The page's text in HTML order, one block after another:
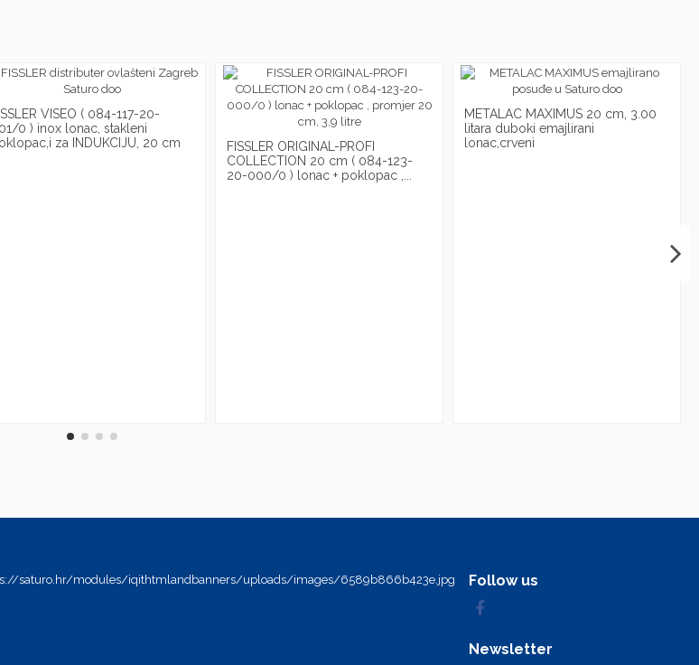
VISEO ( 084-117-20-
0 ) inox lonac, stakleni
za INDUKCIJU, 20 cm
FISSLER ORIGINAL-PROFI
COLLECTION 20 cm ( 084-123-
20-000/0 ) lonac + poklopac ,...
METALAC MAXIMUS 20 cm, 3.00
litara duboki emajlirani
lonac,crveni
Follow us
Newsletter